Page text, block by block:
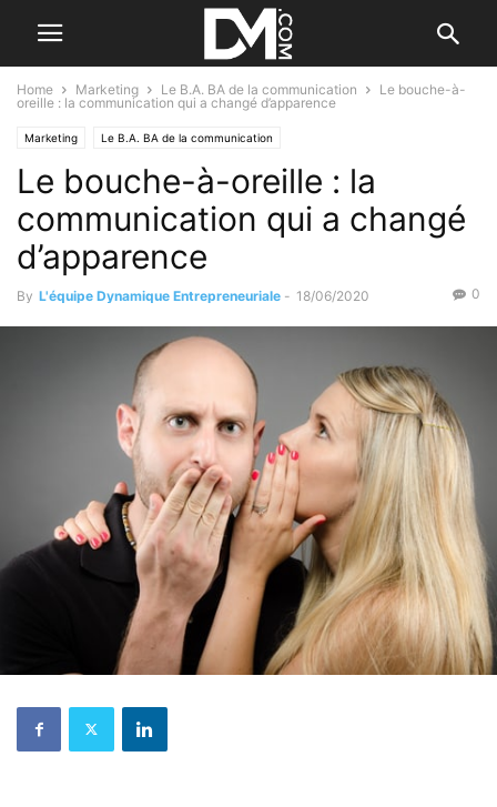
Home Marketing Le B.A. BA de la communication
Le bouche-à-
oreille : la communication qui a changé d’apparence
Marketing Le B.A. BA de la communication
Le bouche-à-oreille : la
communication qui a changé
d’apparence
By L'équipe Dynamique Entrepreneuriale - 18/06/2020 0